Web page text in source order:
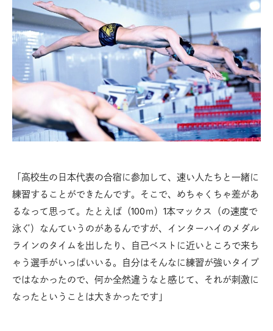
「高校生の日本代表の合宿に参加して、速い人たちと一緒に
練習することができたんです。そこで、めちゃくちゃ差があ
るなって思って。たとえば（100ｍ）1本マックス（の速度で
泳ぐ）なんていうのがあるんですが、インターハイのメダル
ラインのタイムを出したり、自己ベストに近いところで来ち
ゃう選手がいっぱいいる。自分はそんなに練習が強いタイプ
ではなかったので、何か全然違うなと感じて、それが刺激に
なったということは大きかったです」